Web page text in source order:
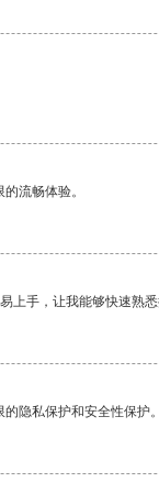
流畅体验。
上手，让我能够快速熟悉
隐私保护和安全性保护。